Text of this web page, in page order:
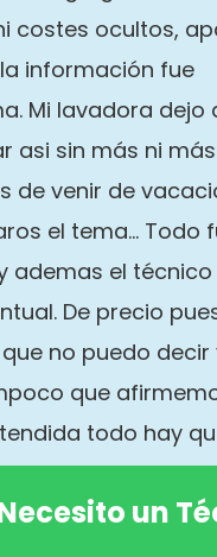
costes ocultos,
información fue
Mi lavadora dejo
asi sin más ni
de venir de
el tema… Todo
ademas el
De precio
no puedo decir
que
todo hay
reparar una
en el mismo día
un